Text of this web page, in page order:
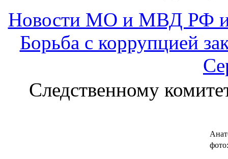
Новости МО и МВД РФ
Борьба с коррупцией
Следственному